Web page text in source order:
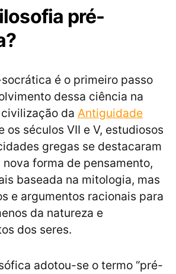
pré-
é o primeiro passo
dessa ciência na
civilização da Antiguidade
os séculos VII e V, estudiosos
gregas se destacaram
forma de pensamento,
baseada na mitologia, mas
e argumentos racionais para
da natureza e
dos seres.
adotou-se o termo “pré-